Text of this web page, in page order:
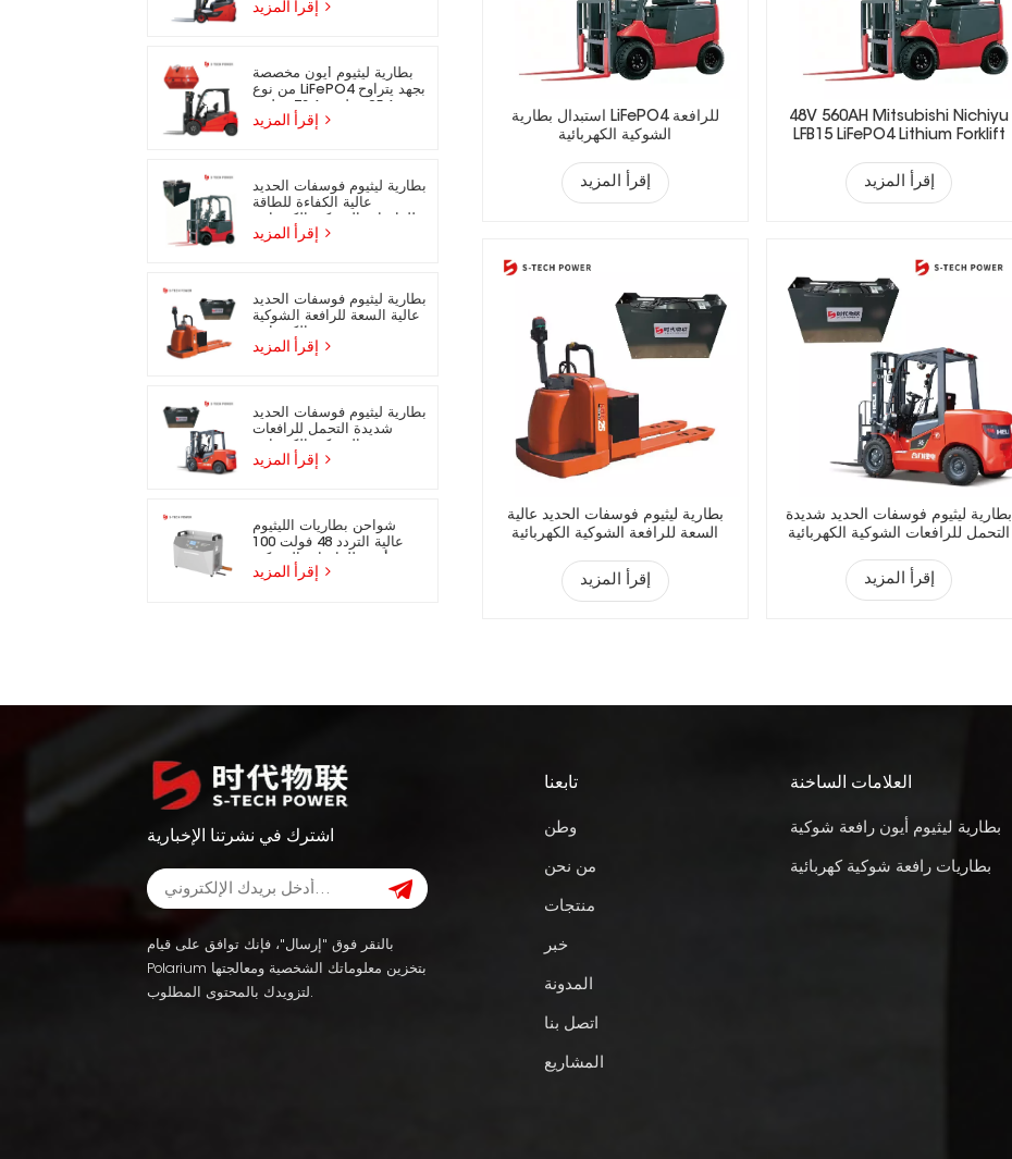
مناسبة للرافعات الشوكية
بطارية ليثيوم أيون مخصصة
من نوع LiFePO4 بجهد يتراوح
مناسبة للرافعات الشوكية
بطارية ليثيوم فوسفات الحديد
عالية الكفاءة للطاقة
بطارية ليثيوم فوسفات الحديد
عالية السعة للرافعة الشوكية
بطارية ليثيوم فوسفات الحديد
شديدة التحمل للرافعات
شواحن بطاريات الليثيوم
عالية التردد 48 فولت 100
أمبير للرافعات الشوكية
استبدال بطارية LiFePO4 للرافعة
الشوكية الكهربائية
إقرأ المزيد
48V 560AH Mitsubishi Nichiyu
LFB15 LiFePO4 Lithium Forklift
إقرأ المزيد
بطارية ليثيوم فوسفات الحديد عالية
السعة للرافعة الشوكية الكهربائية
إقرأ المزيد
بطارية ليثيوم فوسفات الحديد شديدة
التحمل للرافعات الشوكية الكهربائية
إقرأ المزيد
اشترك في نشرتنا الإخبارية
بالنقر فوق "إرسال"، فإنك توافق على قيام
Polarium بتخزين معلوماتك الشخصية ومعالجتها
لتزويدك بالمحتوى المطلوب.
تابعنا
وطن
من نحن
منتجات
خبر
المدونة
اتصل بنا
المشاريع
العلامات الساخنة
بطارية ليثيوم أيون رافعة شوكية
بطاريات رافعة شوكية كهربائية